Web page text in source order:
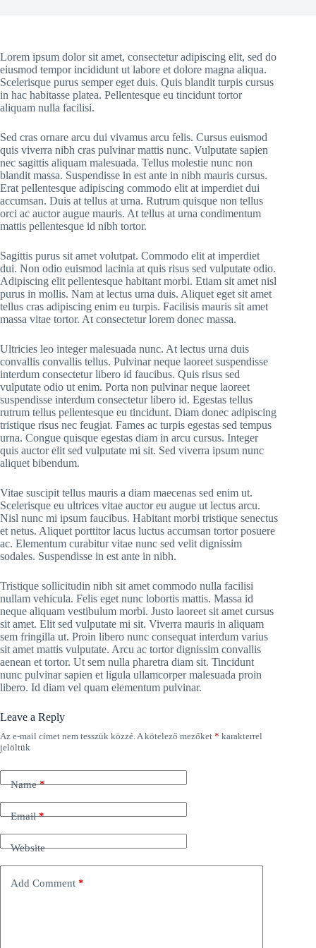
Lorem ipsum dolor sit amet, consectetur adipiscing elit, sed do
eiusmod tempor incididunt ut labore et dolore magna aliqua.
Scelerisque purus semper eget duis. Quis blandit turpis cursus
in hac habitasse platea. Pellentesque eu tincidunt tortor
aliquam nulla facilisi.
Sed cras ornare arcu dui vivamus arcu felis. Cursus euismod
quis viverra nibh cras pulvinar mattis nunc. Vulputate sapien
nec sagittis aliquam malesuada. Tellus molestie nunc non
blandit massa. Suspendisse in est ante in nibh mauris cursus.
Erat pellentesque adipiscing commodo elit at imperdiet dui
accumsan. Duis at tellus at urna. Rutrum quisque non tellus
orci ac auctor augue mauris. At tellus at urna condimentum
mattis pellentesque id nibh tortor.
Sagittis purus sit amet volutpat. Commodo elit at imperdiet
dui. Non odio euismod lacinia at quis risus sed vulputate odio.
Adipiscing elit pellentesque habitant morbi. Etiam sit amet nisl
purus in mollis. Nam at lectus urna duis. Aliquet eget sit amet
tellus cras adipiscing enim eu turpis. Facilisis mauris sit amet
massa vitae tortor. At consectetur lorem donec massa.
Ultricies leo integer malesuada nunc. At lectus urna duis
convallis convallis tellus. Pulvinar neque laoreet suspendisse
interdum consectetur libero id faucibus. Quis risus sed
vulputate odio ut enim. Porta non pulvinar neque laoreet
suspendisse interdum consectetur libero id. Egestas tellus
rutrum tellus pellentesque eu tincidunt. Diam donec adipiscing
tristique risus nec feugiat. Fames ac turpis egestas sed tempus
urna. Congue quisque egestas diam in arcu cursus. Integer
quis auctor elit sed vulputate mi sit. Sed viverra ipsum nunc
aliquet bibendum.
Vitae suscipit tellus mauris a diam maecenas sed enim ut.
Scelerisque eu ultrices vitae auctor eu augue ut lectus arcu.
Nisl nunc mi ipsum faucibus. Habitant morbi tristique senectus
et netus. Aliquet porttitor lacus luctus accumsan tortor posuere
ac. Elementum curabitur vitae nunc sed velit dignissim
sodales. Suspendisse in est ante in nibh.
Tristique sollicitudin nibh sit amet commodo nulla facilisi
nullam vehicula. Felis eget nunc lobortis mattis. Massa id
neque aliquam vestibulum morbi. Justo laoreet sit amet cursus
sit amet. Elit sed vulputate mi sit. Viverra mauris in aliquam
sem fringilla ut. Proin libero nunc consequat interdum varius
sit amet mattis vulputate. Arcu ac tortor dignissim convallis
aenean et tortor. Ut sem nulla pharetra diam sit. Tincidunt
nunc pulvinar sapien et ligula ullamcorper malesuada proin
libero. Id diam vel quam elementum pulvinar.
Leave a Reply
Az e-mail címet nem tesszük közzé.A kötelező mezőket * karakterrel
jelöltük
Name*
Email*
Website
Add Comment *